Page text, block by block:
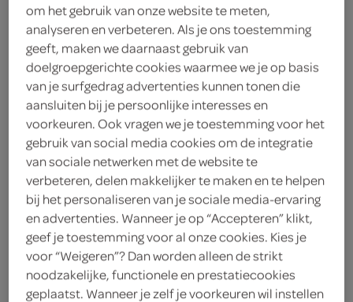
< 25 jaar? Laat je legitimatie zien
< 18 jaar verkopen wij geen
alcohol
meer informatie
2.
99
500 Milliliter
Let op: aanbiedingen zijn niet zichtbaar bij de
producten, maar worden wél automatisch
verwerkt in de winkelmand.
om het gebruik van onze website te meten,
analyseren en verbeteren. Als je ons toestemming
geeft, maken we daarnaast gebruik van
doelgroepgerichte cookies waarmee we je op basis
van je surfgedrag advertenties kunnen tonen die
aansluiten bij je persoonlijke interesses en
voorkeuren. Ook vragen we je toestemming voor het
gebruik van social media cookies om de integratie
van sociale netwerken met de website te
verbeteren, delen makkelijker te maken en te helpen
bij het personaliseren van je sociale media-ervaring
en advertenties. Wanneer je op “Accepteren” klikt,
geef je toestemming voor al onze cookies. Kies je
voor “Weigeren”? Dan worden alleen de strikt
noodzakelijke, functionele en prestatiecookies
geplaatst. Wanneer je zelf je voorkeuren wil instellen